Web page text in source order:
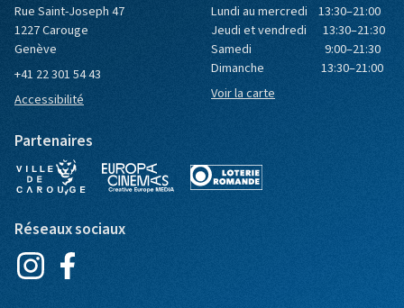
Rue Saint-Joseph 47
1227 Carouge
Genève
+41 22 301 54 43
Accessibilité
Lundi au mercredi 13:30–21:00
Jeudi et vendredi 13:30–21:30
Samedi 9:00–21:30
Dimanche 13:30–21:00
Voir la carte
Partenaires
Réseaux sociaux